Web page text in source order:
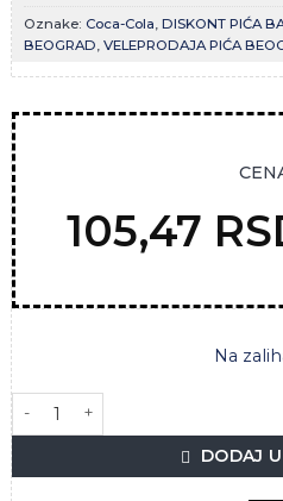
Oznake: Coca-Cola, DISKONT PIĆA
BEOGRAD, VELEPRODAJA PIĆA
105,47
Na
COCA-COLA ZERO 1L količina
DODAJ